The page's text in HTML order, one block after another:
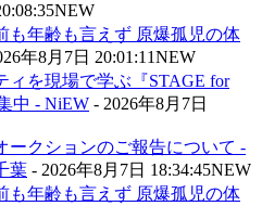
NEW
も年齢も言えず 原爆孤児の体
年8月7日 20:01:11NEW
ィを現場で学ぶ『STAGE for
中 - NiEW - 2026年8月7日
ークションのご報告について -
葉 - 2026年8月7日 18:34:45NEW
も年齢も言えず 原爆孤児の体